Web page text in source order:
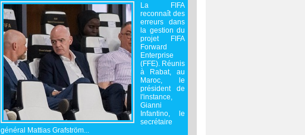
La FIFA
reconnaît des
erreurs dans
la gestion du
projet FIFA
Forward
Enterprise
(FFE). Réunis
à Rabat, au
Maroc, le
président de
l'instance,
Gianni
Infantino, le
secrétaire
général Mattias Grafström...